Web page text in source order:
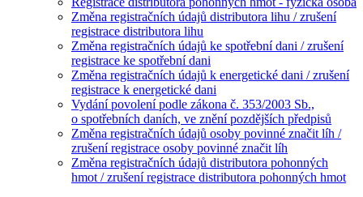
Změna registračních údajů distributora lihu / zrušení
registrace distributora lihu
Změna registračních údajů ke spotřební dani / zrušení
registrace ke spotřební dani
Změna registračních údajů k energetické dani / zrušení
registrace k energetické dani
Vydání povolení podle zákona č. 353/2003 Sb.,
o spotřebních daních, ve znění pozdějších předpisů
Změna registračních údajů osoby povinné značit líh /
zrušení registrace osoby povinné značit líh
Změna registračních údajů distributora pohonných
hmot / zrušení registrace distributora pohonných hmot